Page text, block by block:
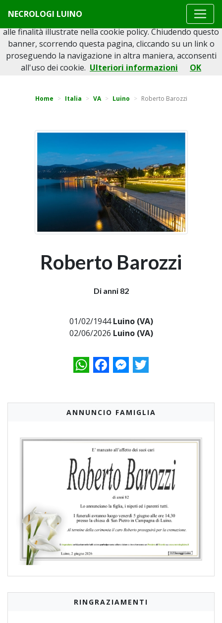
NECROLOGI LUINO
Torna indietro
Home Italia VA Luino Roberto Barozzi
Roberto Barozzi
Di anni 82
01/02/1944Luino (VA)
02/06/2026 Luino (VA)
WhatsAppFacebookMessenger
Twitter
ANNUNCIO FAMIGLIA
RINGRAZIAMENTI
Questo sito o gli strumenti terzi da questo utilizzati si
avvalgono di cookie necessari al funzionamento ed utili
alle finalità illustrate nella cookie policy. Chiudendo questo
banner, scorrendo questa pagina, cliccando su un link o
proseguendo la navigazione in altra maniera, acconsenti
all'uso dei cookie. Ulteriori informazioni OK